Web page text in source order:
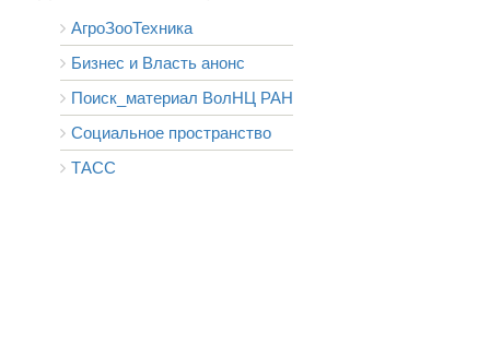
АгроЗооТехника
Бизнес и Власть анонс
Поиск_материал ВолНЦ РАН
Социальное пространство
ТАСС